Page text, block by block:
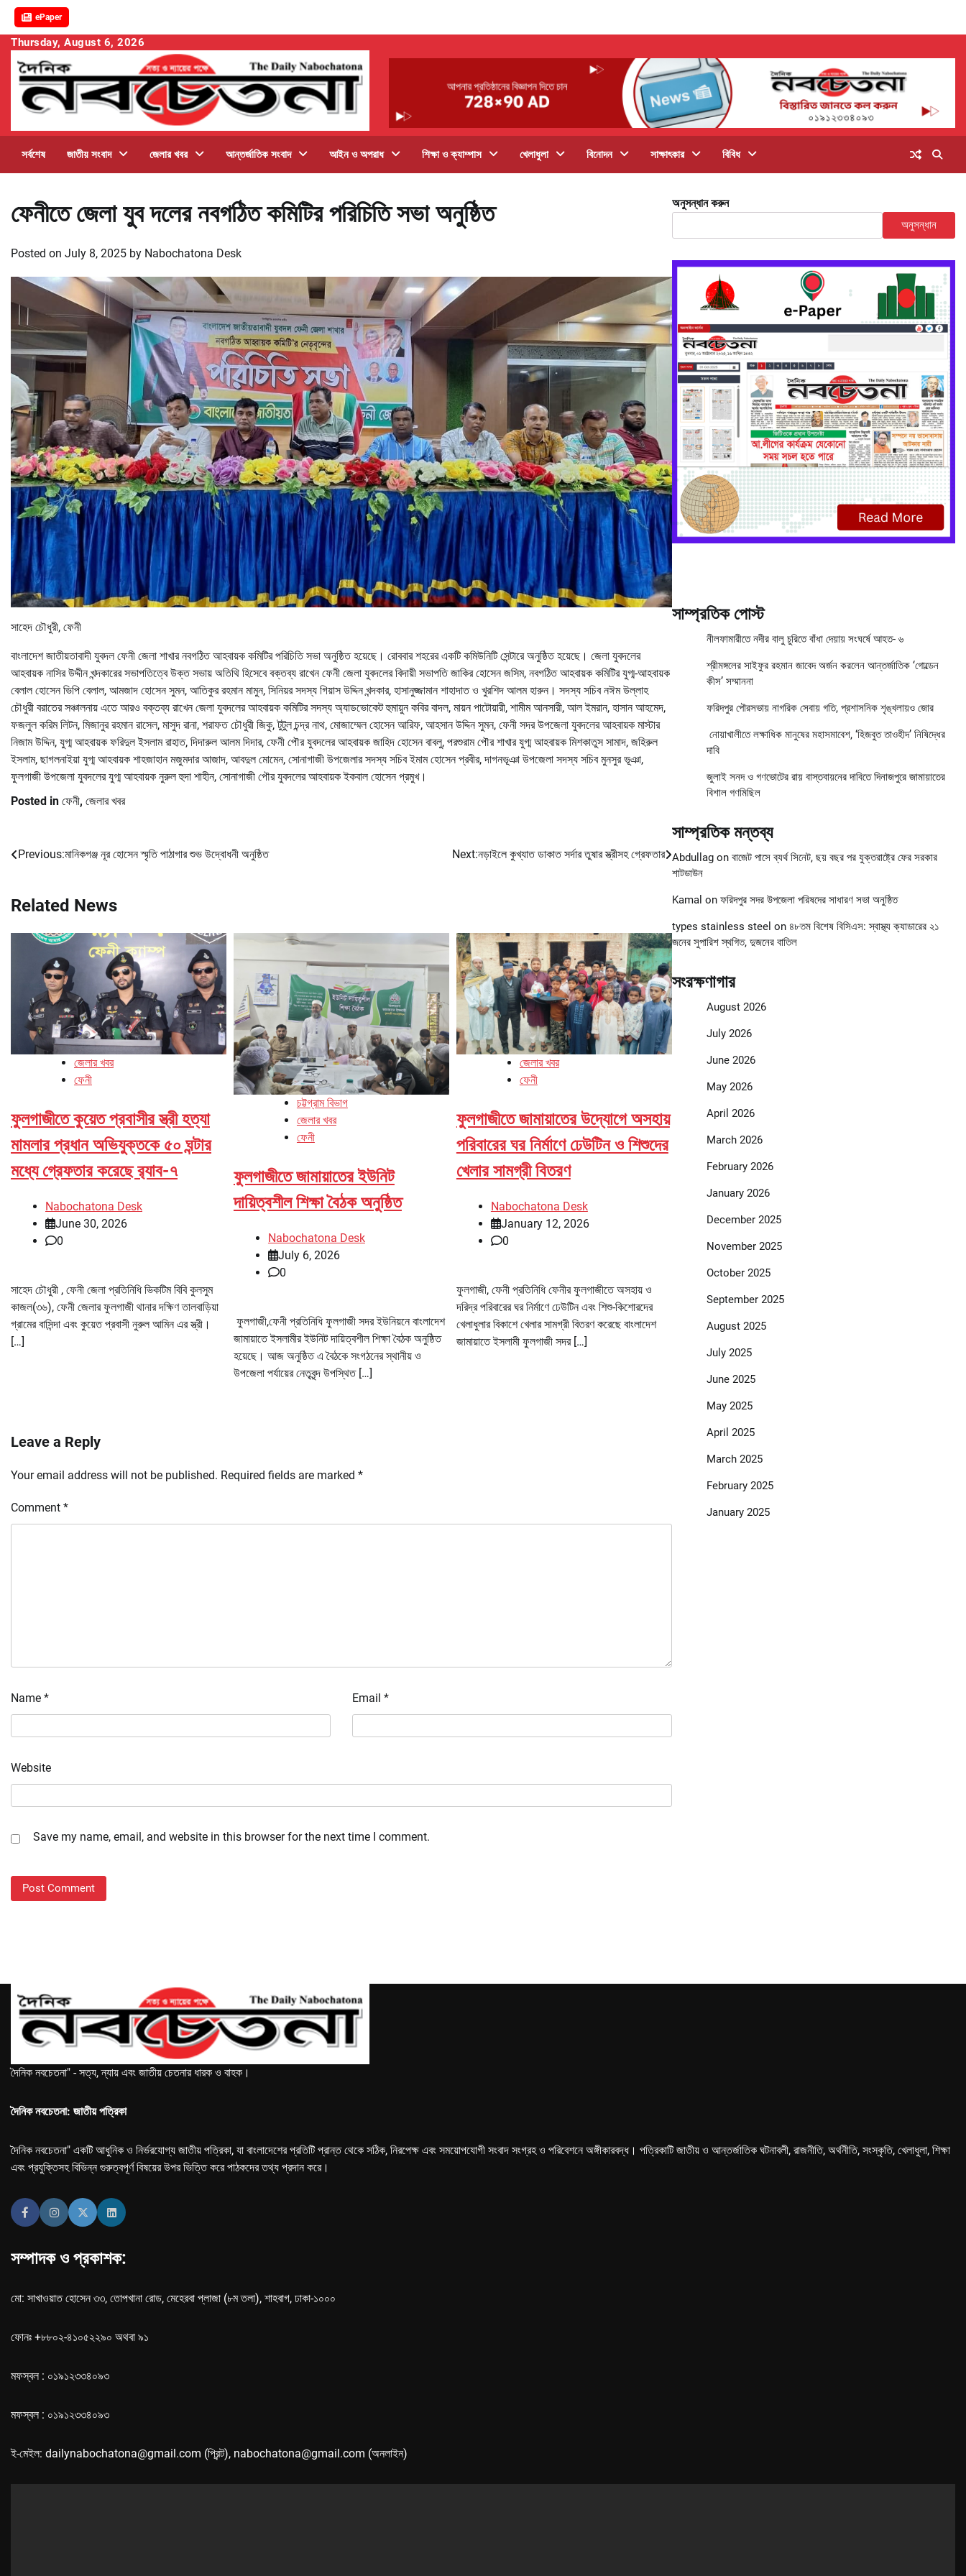
ePaper
Skip
content
Thursday, August 6, 2026
সর্বশেষ জাতীয় সংবাদ জেলার খবর আন্তর্জাতিক সংবাদ আইন ও অপরাধ শিক্ষা ও ক্যাম্পাস খেলাধুলা বিনোদন সাক্ষাৎকার বিবিধ
ফেনীতে জেলা যুব দলের নবগঠিত কমিটির পরিচিতি সভা অনুষ্ঠিত
Posted on July 8, 2025 by Nabochatona Desk
সাহেদ চৌধুরী, ফেনী
বাংলাদেশ জাতীয়তাবাদী যুবদল ফেনী জেলা শাখার নবগঠিত আহবায়ক কমিটির পরিচিতি সভা অনুষ্ঠিত হয়েছে। রোববার শহরের একটি কমিউনিটি সেন্টারে অনুষ্ঠিত হয়েছে। জেলা যুবদলের
আহবায়ক নাসির উদ্দীন খন্দকারের সভাপতিত্বে উক্ত সভায় অতিথি হিসেবে বক্তব্য রাখেন ফেনী জেলা যুবদলের বিদায়ী সভাপতি জাকির হোসেন জসিম, নবগঠিত আহবায়ক কমিটির যুগ্ম-আহবায়ক
বেলাল হোসেন ভিপি বেলাল, আমজাদ হোসেন সুমন, আতিকুর রহমান মামুন, সিনিয়র সদস্য গিয়াস উদ্দিন খন্দকার, হাসানুজ্জামান শাহাদাত ও খুরশিদ আলম হারুন। সদস্য সচিব নঈম উল্লাহ
চৌধুরী বরাতের সঞ্চালনায় এতে আরও বক্তব্য রাখেন জেলা যুবদলের আহবায়ক কমিটির সদস্য অ্যাডভোকেট হুমায়ুন কবির বাদল, মায়ন পাটোয়ারী, শামীম আনসারী, আল ইমরান, হাসান আহমেদ,
ফজলুল করিম লিটন, মিজানুর রহমান রাসেল, মাসুদ রানা, শরাফত চৌধুরী জিকু, টুটুল চন্দ্র নাথ, মোজাম্মেল হোসেন আরিফ, আহসান উদ্দিন সুমন, ফেনী সদর উপজেলা যুবদলের আহবায়ক মাস্টার
নিজাম উদ্দিন, যুগ্ম আহবায়ক ফরিদুল ইসলাম রাহাত, দিদারুল আলম দিদার, ফেনী পৌর যুবদলের আহবায়ক জাহিদ হোসেন বাবলু, পরশুরাম পৌর শাখার যুগ্ম আহবায়ক মিশকাতুস সামাদ, জহিরুল
ইসলাম, ছাগলনাইয়া যুগ্ম আহবায়ক শাহজাহান মজুমদার আজাদ, আবদুল মোমেন, সোনাগাজী উপজেলার সদস্য সচিব ইমাম হোসেন প্রবীর, দাগনভূঞা উপজেলা সদস্য সচিব মুনসুর ভূঞা,
ফুলগাজী উপজেলা যুবদলের যুগ্ম আহবায়ক নুরুল হুদা শাহীন, সোনাগাজী পৌর যুবদলের আহবায়ক ইকবাল হোসেন প্রমুখ।
Posted in ফেনী, জেলার খবর
Post
Previous:মানিকগঞ্জ নূর হোসেন স্মৃতি পাঠাগার শুভ উদ্বোধনী অনুষ্ঠিত Next:নড়াইলে কুখ্যাত ডাকাত সর্দার তুষার স্ত্রীসহ গ্রেফতার
Related News
জেলার খবর
ফেনী
ফুলগাজীতে কুয়েত প্রবাসীর স্ত্রী হত্যা
মামলার প্রধান অভিযুক্তকে ৫০ ঘন্টার
মধ্যে গ্রেফতার করেছে র‌্যাব-৭
Nabochatona Desk
June 30, 2026
0
সাহেদ চৌধুরী , ফেনী জেলা প্রতিনিধি ভিকটিম বিবি কুলসুম
কাজল(৩৬), ফেনী জেলার ফুলগাজী থানার দক্ষিণ তালবাড়িয়া
গ্রামের বাসিন্দা এবং কুয়েত প্রবাসী নুরুল আমিন এর স্ত্রী।
[…]
চট্টগ্রাম বিভাগ
জেলার খবর
ফেনী
ফুলগাজীতে জামায়াতের ইউনিট
দায়িত্বশীল শিক্ষা বৈঠক অনুষ্ঠিত
Nabochatona Desk
July 6, 2026
0
ফুলগাজী,ফেনী প্রতিনিধি ফুলগাজী সদর ইউনিয়নে বাংলাদেশ
জামায়াতে ইসলামীর ইউনিট দায়িত্বশীল শিক্ষা বৈঠক অনুষ্ঠিত
হয়েছে। আজ অনুষ্ঠিত এ বৈঠকে সংগঠনের স্থানীয় ও
উপজেলা পর্যায়ের নেতৃবৃন্দ উপস্থিত […]
জেলার খবর
ফেনী
ফুলগাজীতে জামায়াতের উদ্যোগে অসহায়
পরিবারের ঘর নির্মাণে ঢেউটিন ও শিশুদের
খেলার সামগ্রী বিতরণ
Nabochatona Desk
January 12, 2026
0
ফুলগাজী, ফেনী প্রতিনিধি ফেনীর ফুলগাজীতে অসহায় ও
দরিদ্র পরিবারের ঘর নির্মাণে ঢেউটিন এবং শিশু-কিশোরদের
খেলাধুলার বিকাশে খেলার সামগ্রী বিতরণ করেছে বাংলাদেশ
জামায়াতে ইসলামী ফুলগাজী সদর […]
Leave a Reply
Your email address will not be published. Required fields are marked *
Comment *
Name * Email *
Website
Save my name, email, and website in this browser for the next time I comment.
অনুসন্ধান করুন
অনুসন্ধান
সাম্প্রতিক পোস্ট
নীলফামারীতে নদীর বালু চুরিতে বাঁধা দেয়ায় সংঘর্ষে আহত- ৬
শ্রীমঙ্গলের সাইফুর রহমান জাবেদ অর্জন করলেন আন্তর্জাতিক ‘গোল্ডেন
কীস’ সম্মাননা
ফরিদপুর পৌরসভায় নাগরিক সেবায় গতি, প্রশাসনিক শৃঙ্খলায়ও জোর
নোয়াখালীতে লক্ষাধিক মানুষের মহাসমাবেশ, ‘হিজবুত তাওহীদ’ নিষিদ্ধের
দাবি
জুলাই সনদ ও গণভোটের রায় বাস্তবায়নের দাবিতে দিনাজপুরে জামায়াতের
বিশাল গণমিছিল
সাম্প্রতিক মন্তব্য
Abdullagon বাজেট পাসে ব্যর্থ সিনেট, ছয় বছর পর যুক্তরাষ্ট্রে ফের সরকার
শাটডাউন
Kamal on ফরিদপুর সদর উপজেলা পরিষদের সাধারণ সভা অনুষ্ঠিত
types stainless steel on ৪৮তম বিশেষ বিসিএস: স্বাস্থ্য ক্যাডারের ২১
জনের সুপারিশ স্থগিত, দুজনের বাতিল
সংরক্ষণাগার
August 2026
July 2026
June 2026
May 2026
April 2026
March 2026
February 2026
January 2026
December 2025
November 2025
October 2025
September 2025
August 2025
July 2025
June 2025
May 2025
April 2025
March 2025
February 2025
January 2025
দৈনিক নবচেতনা" - সত্য, ন্যায় এবং জাতীয় চেতনার ধারক ও বাহক।
দৈনিক নবচেতনা: জাতীয় পত্রিকা
দৈনিক নবচেতনা" একটি আধুনিক ও নির্ভরযোগ্য জাতীয় পত্রিকা, যা বাংলাদেশের প্রতিটি প্রান্ত থেকে সঠিক, নিরপেক্ষ এবং সময়োপযোগী সংবাদ সংগ্রহ ও পরিবেশনে অঙ্গীকারবদ্ধ। পত্রিকাটি জাতীয় ও আন্তর্জাতিক ঘটনাবলী, রাজনীতি, অর্থনীতি, সংস্কৃতি, খেলাধুলা, শিক্ষা
এবং প্রযুক্তিসহ বিভিন্ন গুরুত্বপূর্ণ বিষয়ের উপর ভিত্তি করে পাঠকদের তথ্য প্রদান করে।
সম্পাদক ও প্রকাশক:
মো: সাখাওয়াত হোসেন ৩৩, তোপখানা রোড, মেহেরবা প্লাজা (৮ম তলা), শাহবাগ, ঢাকা-১০০০
ফোনঃ +৮৮০২-৪১০৫২২৯০ অথবা ৯১
মফস্বল : ০১৯১২৩৩৪০৯৩
মফস্বল : ০১৯১২৩৩৪০৯৩
ই-মেইল: dailynabochatona@gmail.com (প্রিন্ট), nabochatona@gmail.com (অনলাইন)